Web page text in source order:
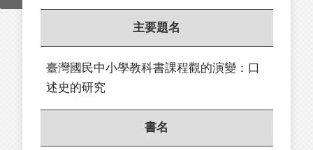
主要題名
臺灣國民中小學教科書課程觀的演變：口
述史的研究
書名